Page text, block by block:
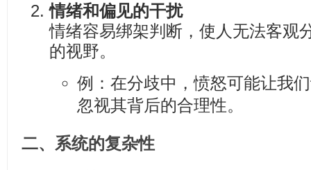
情绪和偏见的干扰
情绪容易绑架判断，使人无法客观
的视野。
例：在分歧中，愤怒可能让我
忽视其背后的合理性。
二、 系统的复杂性